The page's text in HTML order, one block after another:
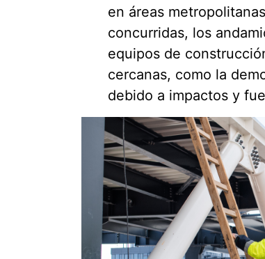
en áreas
concurridas, los
equipos de
cercanas, como la
debido a impactos y